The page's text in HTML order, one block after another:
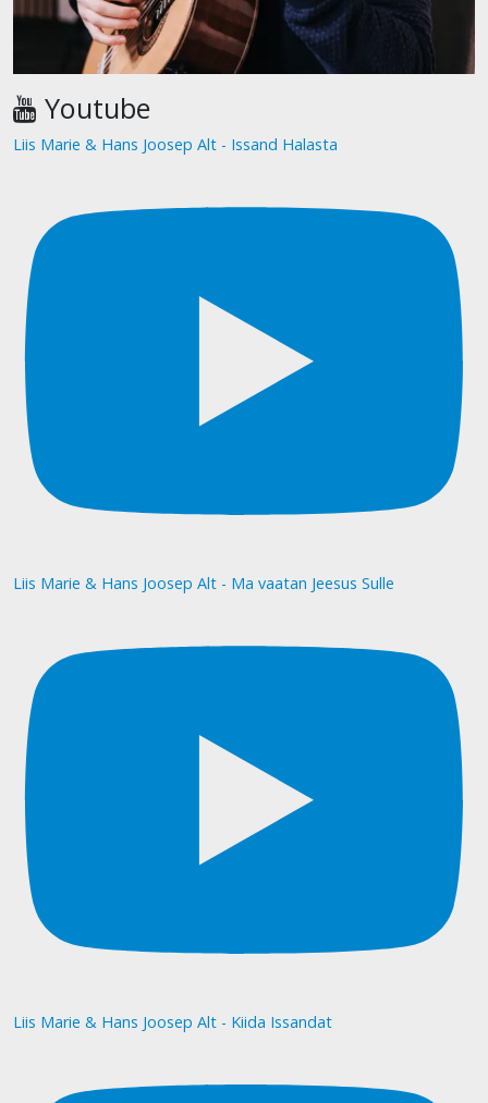
Youtube
Liis Marie & Hans Joosep Alt - Issand Halasta
Liis Marie & Hans Joosep Alt - Ma vaatan Jeesus Sulle
Liis Marie & Hans Joosep Alt - Kiida Issandat